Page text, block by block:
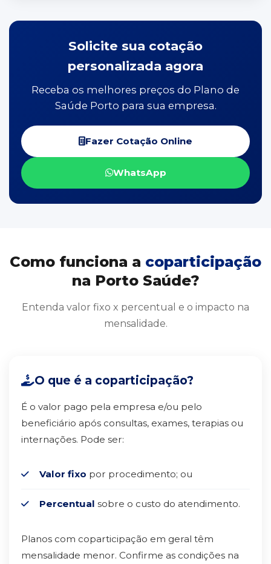
Solicite sua cotação
personalizada agora
Receba os melhores preços do Plano de
Saúde Porto para sua empresa.
Fazer Cotação Online
WhatsApp
Como funciona a coparticipação
na Porto Saúde?
Entenda valor fixo x percentual e o impacto na
mensalidade.
O que é a coparticipação?
É o valor pago pela empresa e/ou pelo
beneficiário após consultas, exames, terapias ou
internações. Pode ser:
Valor fixo por procedimento; ou
Percentual sobre o custo do atendimento.
Planos com coparticipação em geral têm
mensalidade menor. Confirme as condições na